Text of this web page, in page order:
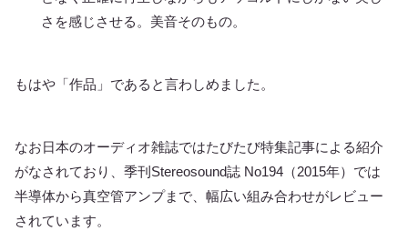
さを感じさせる。美音そのもの。
もはや「作品」であると言わしめました。
なお日本のオーディオ雑誌ではたびたび特集記事による紹介
がなされており、季刊Stereosound誌 No194（2015年）では
半導体から真空管アンプまで、幅広い組み合わせがレビュー
されています。